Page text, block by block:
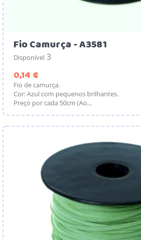
Fio Camurça - A3581
Disponível 3
0,14 €
Fio de camurça.
Cor: Azul com pequenos brilhantes.
Preço por cada 50cm (Ao...